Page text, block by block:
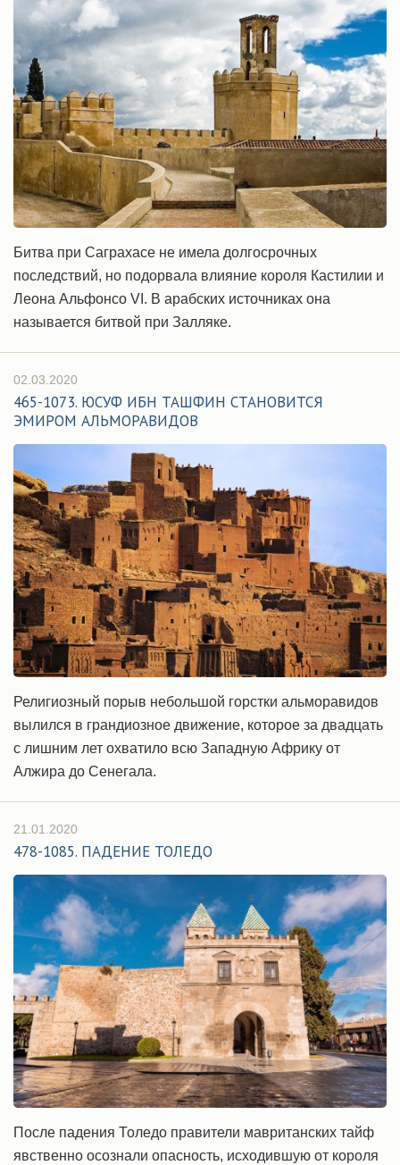
Битва при Саграхасе не имела долгосрочных
последствий, но подорвала влияние короля Кастилии и
Леона Альфонсо VI. В арабских источниках она
называется битвой при Залляке.
02.03.2020
465-1073. ЮСУФ ИБН ТАШФИН СТАНОВИТСЯ
ЭМИРОМ АЛЬМОРАВИДОВ
Религиозный порыв небольшой горстки альморавидов
вылился в грандиозное движение, которое за двадцать
с лишним лет охватило всю Западную Африку от
Алжира до Сенегала.
21.01.2020
478-1085. ПАДЕНИЕ ТОЛЕДО
После падения Толедо правители мавританских тайф
явственно осознали опасность, исходившую от короля